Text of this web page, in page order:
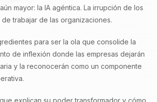
mayor: la IA agéntica. La irrupción de los
trabajar de las organizaciones.
para ser la ola que consolide la
de inflexión donde las empresas dejarán
y la reconocerán como un componente
que explican su poder transformador y cómo